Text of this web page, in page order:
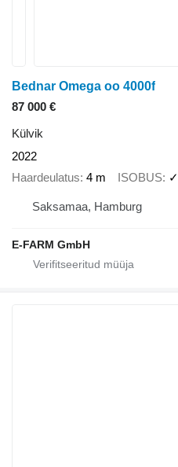
Bednar Omega oo 4000f
87 000 €
Külvik
2022
Haardeulatus 4 m ISOBUS ✓
Saksamaa, Hamburg
E-FARM GmbH